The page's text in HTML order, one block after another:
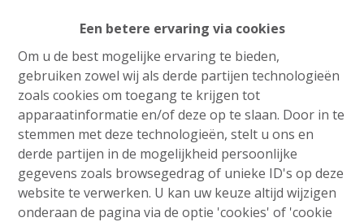
Een betere ervaring via cookies
Om u de best mogelijke ervaring te bieden,
gebruiken zowel wij als derde partijen technologieën
zoals cookies om toegang te krijgen tot
apparaatinformatie en/of deze op te slaan. Door in te
stemmen met deze technologieën, stelt u ons en
derde partijen in de mogelijkheid persoonlijke
gegevens zoals browsegedrag of unieke ID's op deze
website te verwerken. U kan uw keuze altijd wijzigen
onderaan de pagina via de optie 'cookies' of 'cookie
Huis
Rue Lavaux 35, 4130 Esneux|Ref: 5534
Vanaf € 139.000